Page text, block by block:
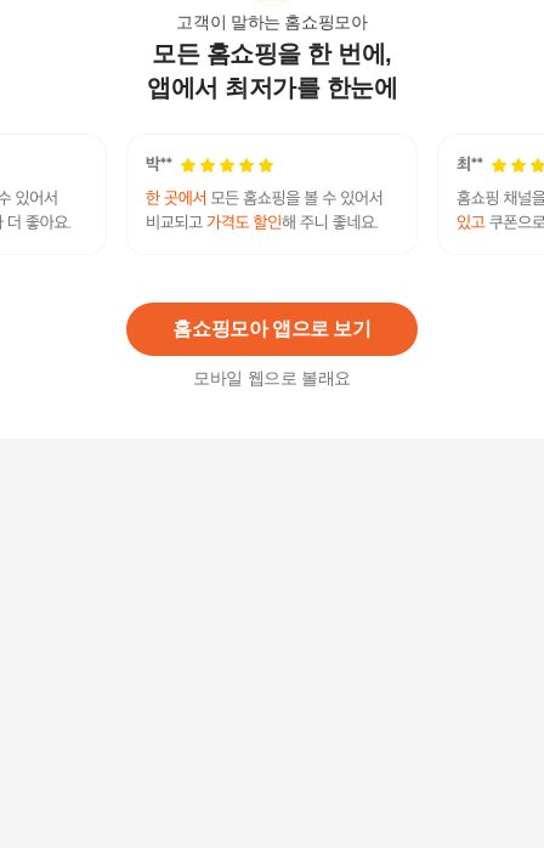
고객이 말하는 홈쇼핑모아
모든 홈쇼핑을 한 번에,
앱에서 최저가를 한눈에
홈쇼핑모아 앱으로 보기
모바일 웹으로 볼래요
[다니엘크레뮤] Summer 린넨 와이드 팬츠 [2 color
s]
18,000 원
다니엘크레뮤 DANIEL CREMIEUX 26SS 워셔블